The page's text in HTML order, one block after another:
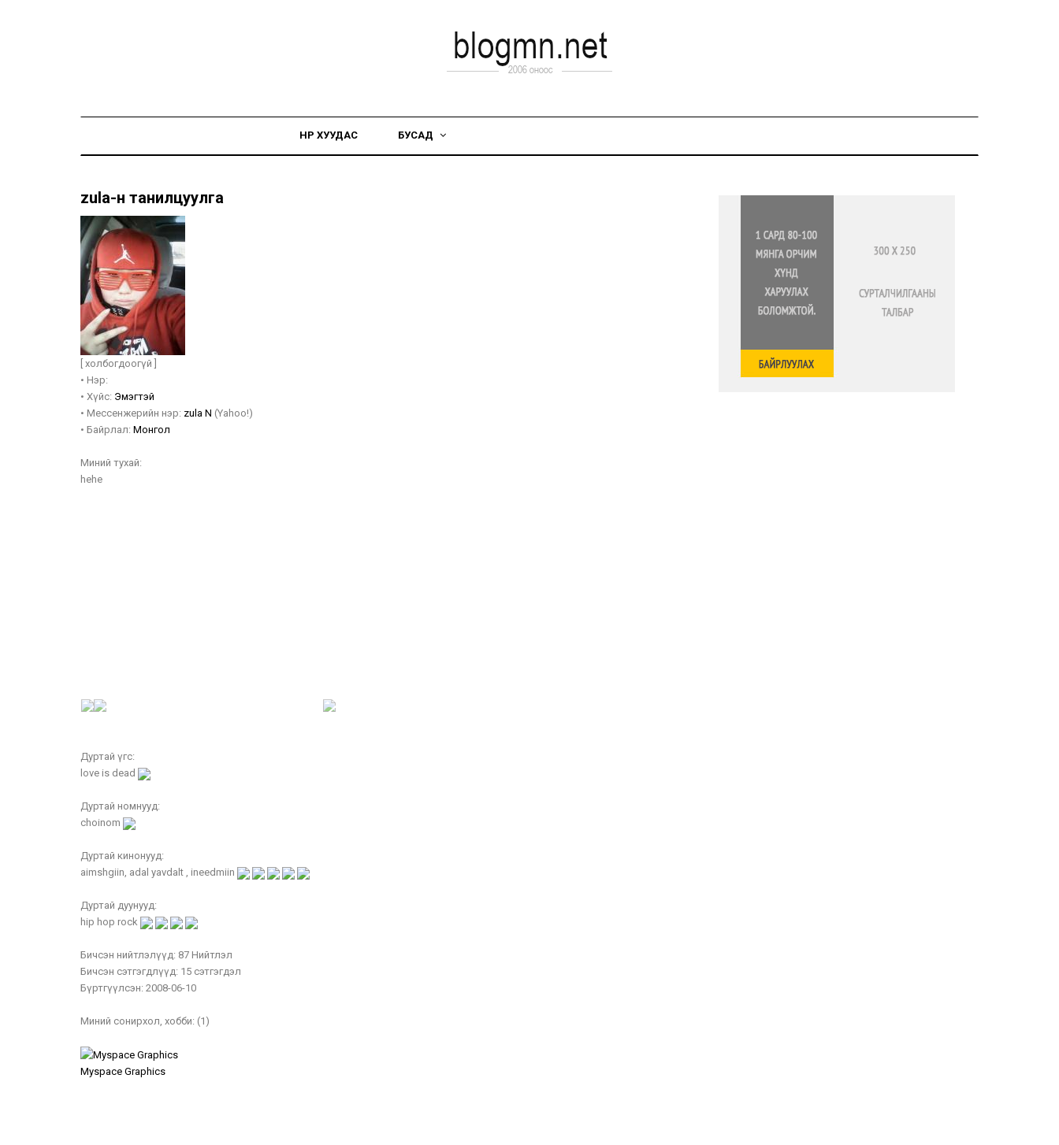
НҮҮР ХУУДАС БУСАД
zula-н танилцуулга
[ холбогдоогүй ]
• Нэр:
• Хүйс: Эмэгтэй
• Мессенжерийн нэр: zula N (Yahoo!)
• Байрлал: Монгол
Миний тухай:
hehe
Дуртай үгс:
love is dead
Дуртай номнууд:
choinom
Дуртай кинонууд:
aimshgiin, adal yavdalt , ineedmiin
Дуртай дуунууд:
hip hop rock
Бичсэн нийтлэлүүд: 87 Нийтлэл
Бичсэн сэтгэгдлүүд: 15 сэтгэгдэл
Бүртгүүлсэн: 2008-06-10
Миний сонирхол, хобби: (1)
Myspace Graphics